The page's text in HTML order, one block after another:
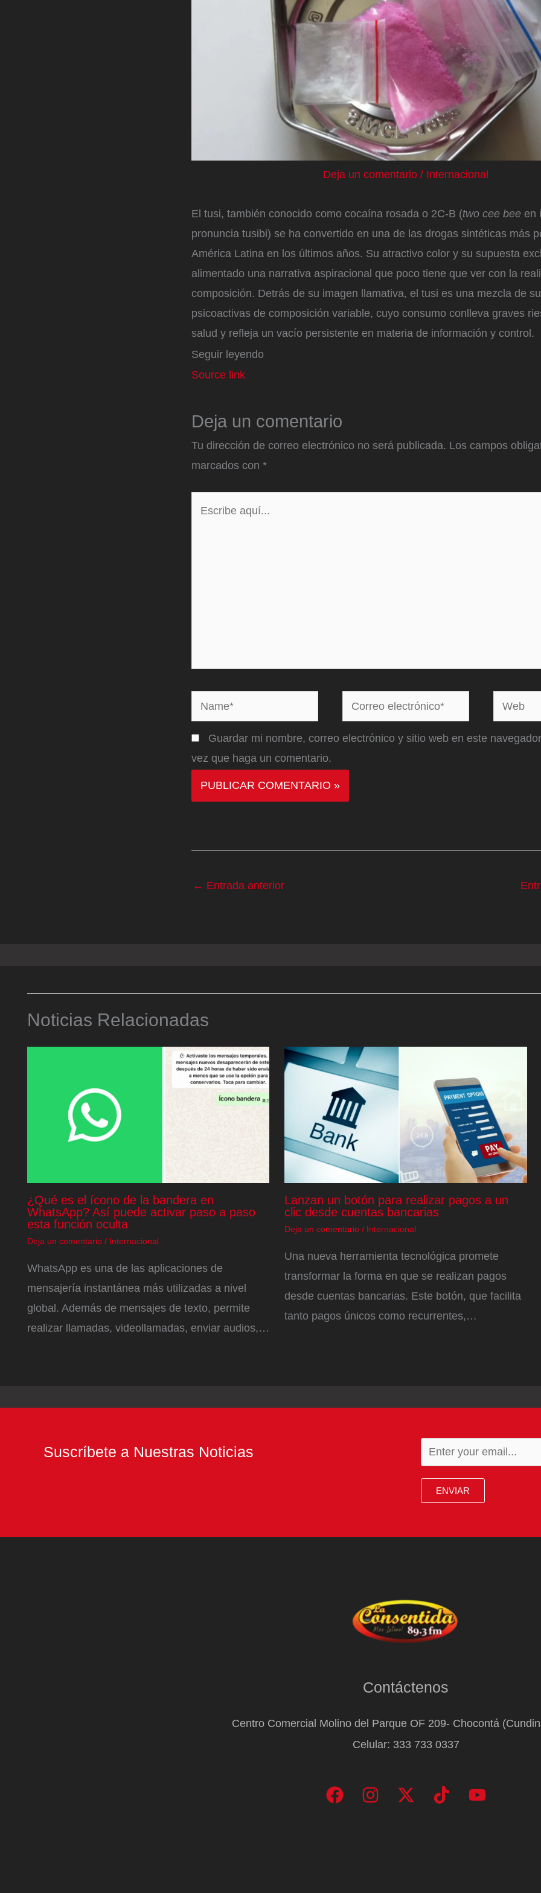
Deja un comentario / Internacional
El tusi, también conocido como cocaína rosada o 2C-B (two cee bee en
pronuncia tusibi) se ha convertido en una de las drogas sintéticas más
América Latina en los últimos años. Su atractivo color y su supuesta
alimentado una narrativa aspiracional que poco tiene que ver con la
composición. Detrás de su imagen llamativa, el tusi es una mezcla de
psicoactivas de composición variable, cuyo consumo conlleva graves
salud y refleja un vacío persistente en materia de información y control.
Seguir leyendo
Source link
Deja un comentario
Tu dirección de correo electrónico no será publicada. Los campos
marcados con *
Name*
Correo
electrónico*
Web
Guardar mi nombre, correo electrónico y sitio web en este
vez que haga un comentario.
← Entrada anterior
Noticias Relacionadas
¿Qué es el ícono de la bandera en
WhatsApp? Así puede activar paso a paso
esta función oculta
Deja un comentario / Internacional
WhatsApp es una de las aplicaciones de
mensajería instantánea más utilizadas a nivel
global. Además de mensajes de texto, permite
realizar llamadas, videollamadas, enviar audios,…
Lanzan un botón para realizar pagos a un
clic desde cuentas bancarias
Deja un comentario / Internacional
Una nueva herramienta tecnológica promete
transformar la forma en que se realizan pagos
desde cuentas bancarias. Este botón, que facilita
tanto pagos únicos como recurrentes,…
Suscríbete a Nuestras Noticias
ENVIAR
Contáctenos
Centro Comercial Molino del Parque OF 209- Chocontá
Celular: 333 733 0337